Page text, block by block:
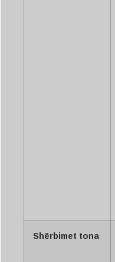
Shërbimet tona